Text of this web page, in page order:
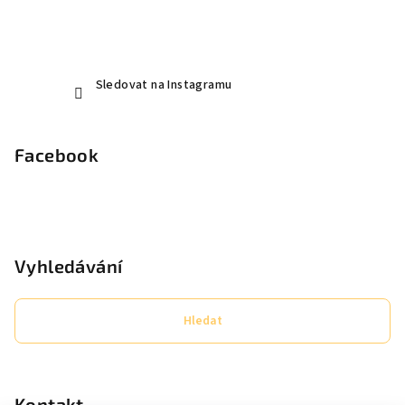
Sledovat na Instagramu
Facebook
Vyhledávání
Hledat